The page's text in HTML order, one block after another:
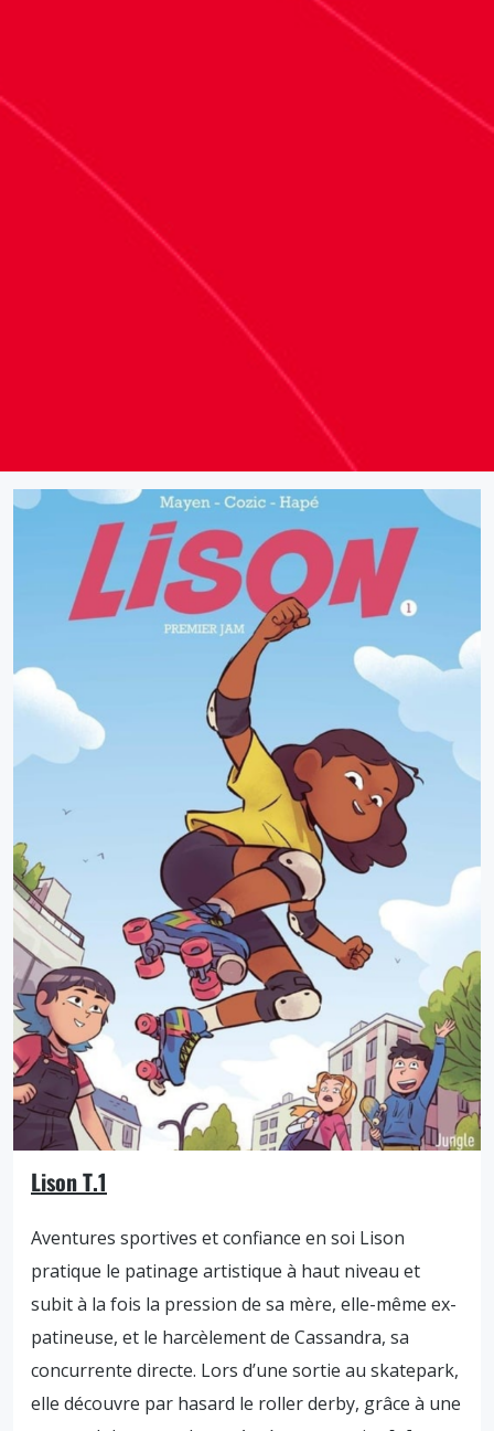
Lison T.1
Aventures sportives et confiance en soi Lison
pratique le patinage artistique à haut niveau et
subit à la fois la pression de sa mère, elle-même ex-
patineuse, et le harcèlement de Cassandra, sa
concurrente directe. Lors d’une sortie au skatepark,
elle découvre par hasard le roller derby, grâce à une